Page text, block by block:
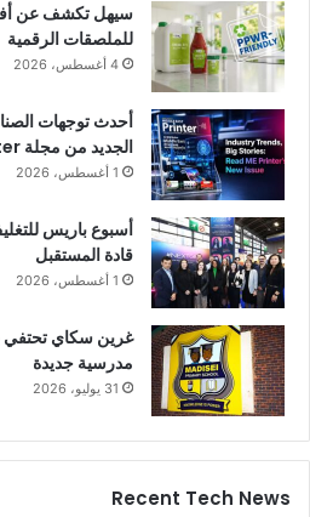
سيهل تكشف عن
للملصقات الرقمية
4 أغسطس، 2026
أحدث توجهات
الجديد من مجلة ME Printer
1 أغسطس، 2026
أسبوع باريس
قادة المستقبل
1 أغسطس، 2026
غرين سكاي تحتفي
مدرسية جديدة
31 يوليو، 2026
Recent Tech News